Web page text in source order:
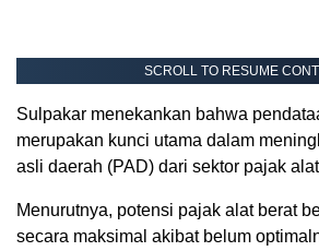
SCROLL TO RESUME
Sulpakar menekankan bahwa
merupakan kunci utama dalam
asli daerah (PAD) dari sektor pajak
Menurutnya, potensi pajak alat berat
secara maksimal akibat belum